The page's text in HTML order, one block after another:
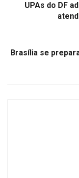
UPAs do DF
Brasília se